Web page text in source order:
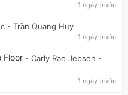
1 ngày trước
- Trần Quang Huy
1 ngày trước
Floor - Carly Rae Jepsen -
1 ngày trước